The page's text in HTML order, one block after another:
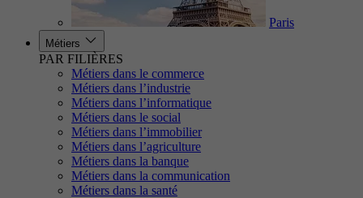
Paris
Métiers
PAR FILIÈRES
Métiers dans le commerce
Métiers dans l’industrie
Métiers dans l’informatique
Métiers dans le social
Métiers dans l’immobilier
Métiers dans l’agriculture
Métiers dans la banque
Métiers dans la communication
Métiers dans la santé